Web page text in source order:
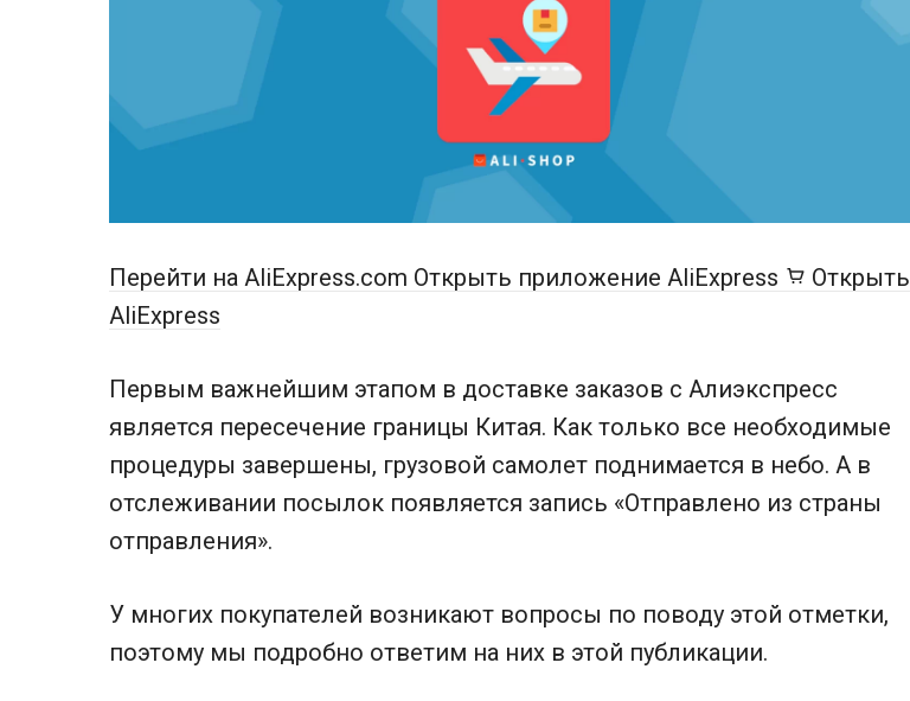
Перейти на AliExpress.com Открыть приложение AliExpress
Открыть
AliExpress
Первым важнейшим этапом в доставке заказов с Алиэкспресс
является пересечение границы Китая. Как только все необходимые
процедуры завершены, грузовой самолет поднимается в небо. А в
отслеживании посылок появляется запись «Отправлено из страны
отправления».
У многих покупателей возникают вопросы по поводу этой отметки,
поэтому мы подробно ответим на них в этой публикации.